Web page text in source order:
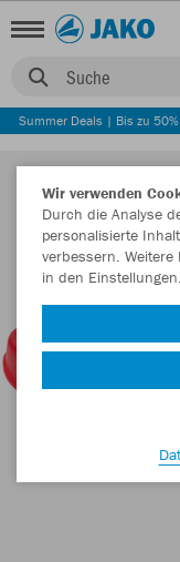
Suche
Summer Deals | Bis zu
Wir verwenden
Durch die Analyse
personalisierte
verbessern.
in den Einstellungen.